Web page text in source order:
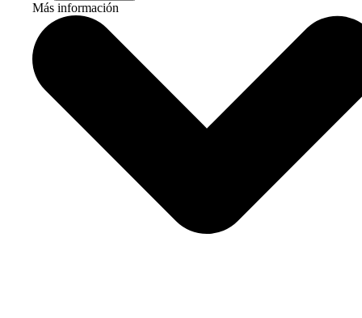
Más información